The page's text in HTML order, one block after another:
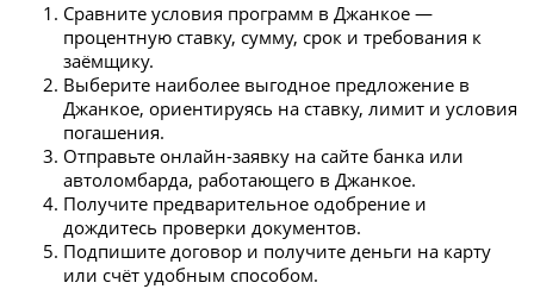
Сравните условия программ в Джанкое —
процентную ставку, сумму, срок и требования к
заёмщику.
Выберите наиболее выгодное предложение в
Джанкое, ориентируясь на ставку, лимит и условия
погашения.
Отправьте онлайн-заявку на сайте банка или
автоломбарда, работающего в Джанкое.
Получите предварительное одобрение и
дождитесь проверки документов.
Подпишите договор и получите деньги на карту
или счёт удобным способом.